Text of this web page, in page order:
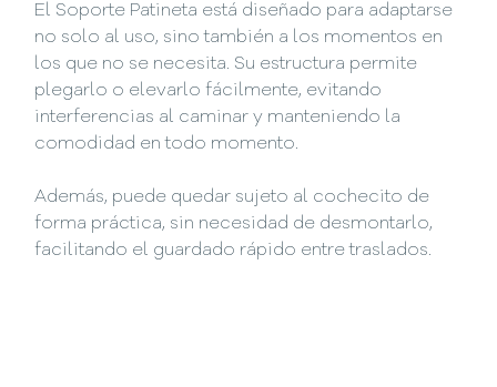
El Soporte Patineta está diseñado para adaptarse
no solo al uso, sino también a los momentos en
los que no se necesita. Su estructura permite
plegarlo o elevarlo fácilmente, evitando
interferencias al caminar y manteniendo la
comodidad en todo momento.
Además, puede quedar sujeto al cochecito de
forma práctica, sin necesidad de desmontarlo,
facilitando el guardado rápido entre traslados.